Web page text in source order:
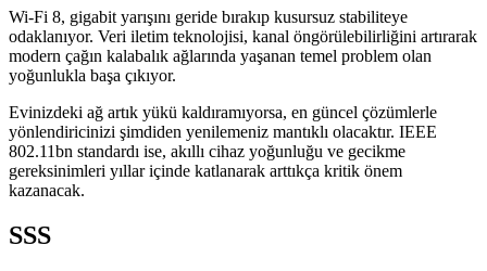
Wi-Fi 8, gigabit yarışını geride bırakıp kusursuz stabiliteye
odaklanıyor. Veri iletim teknolojisi, kanal öngörülebilirliğini artırarak
modern çağın kalabalık ağlarında yaşanan temel problem olan
yoğunlukla başa çıkıyor.
Evinizdeki ağ artık yükü kaldıramıyorsa, en güncel çözümlerle
yönlendiricinizi şimdiden yenilemeniz mantıklı olacaktır. IEEE
802.11bn standardı ise, akıllı cihaz yoğunluğu ve gecikme
gereksinimleri yıllar içinde katlanarak arttıkça kritik önem
kazanacak.
SSS